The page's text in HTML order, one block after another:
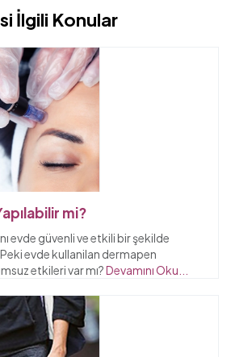
İlgili Konular
mi?
evde güvenli ve etkili bir şekilde
evde kullanilan dermapen
etkileri var mı?Devamını Oku...